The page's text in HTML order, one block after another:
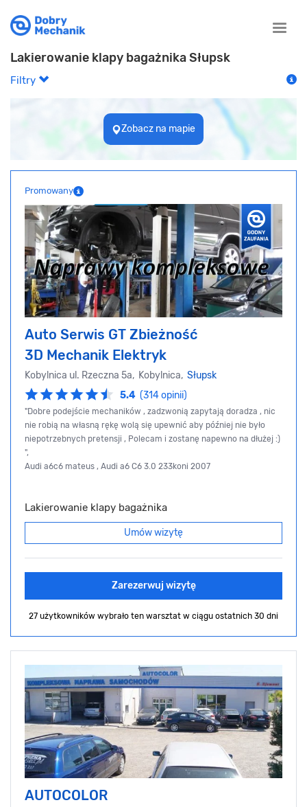
Toggle
Lakierowanie klapy bagażnika Słupsk
Filtry
Zobacz na mapie
Promowany
Auto Serwis GT Zbieżność
3D Mechanik Elektryk
Kobylnica ul. Rzeczna 5a, Kobylnica, Słupsk
5.4 (314 opinii)
"Dobre podejście mechaników , zadzwonią zapytają doradza , nic
nie robią na własną rękę wolą się upewnić aby później nie było
niepotrzebnych pretensji , Polecam i zostanę napewno na dłużej :)
",
Audi a6c6 mateus , Audi a6 C6 3.0 233koni 2007
Lakierowanie klapy bagażnika
Umów wizytę
Zarezerwuj wizytę
27 użytkowników wybrało ten warsztat w ciągu ostatnich 30 dni
AUTOCOLOR